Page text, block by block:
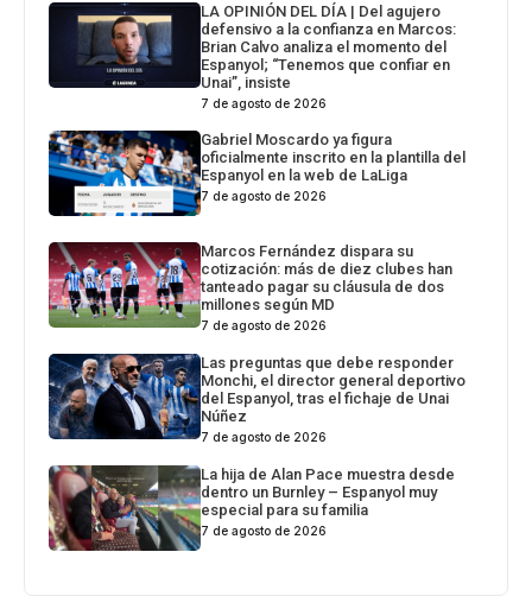
LA OPINIÓN DEL DÍA | Del agujero
defensivo a la confianza en Marcos:
Brian Calvo analiza el momento del
Espanyol; “Tenemos que confiar en
Unai”, insiste
7 de agosto de 2026
Gabriel Moscardo ya figura
oficialmente inscrito en la plantilla del
Espanyol en la web de LaLiga
7 de agosto de 2026
Marcos Fernández dispara su
cotización: más de diez clubes han
tanteado pagar su cláusula de dos
millones según MD
7 de agosto de 2026
Las preguntas que debe responder
Monchi, el director general deportivo
del Espanyol, tras el fichaje de Unai
Núñez
7 de agosto de 2026
La hija de Alan Pace muestra desde
dentro un Burnley – Espanyol muy
especial para su familia
7 de agosto de 2026